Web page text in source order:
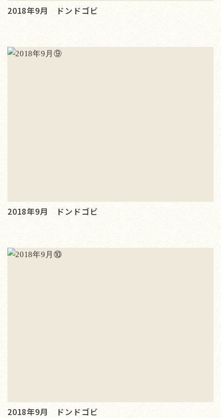
2018年9月 ドンドゴビ
2018年9月 ドンドゴビ
2018年9月 ドンドゴビ